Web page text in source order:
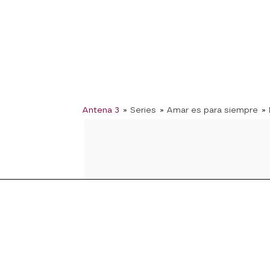
Antena 3 » Series » Amar es para siempre »